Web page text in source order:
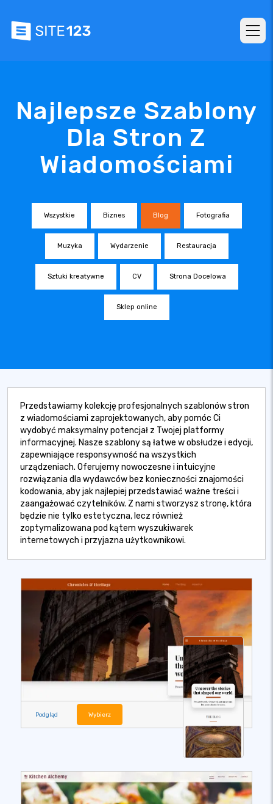
Najlepsze Szablony
Dla Stron Z
Wiadomościami
Wszystkie Biznes Blog Fotografia
Muzyka Wydarzenie Restauracja
Sztuki kreatywne CV Strona Docelowa
Sklep online
Przedstawiamy kolekcję profesjonalnych szablonów stron
z wiadomościami zaprojektowanych, aby pomóc Ci
wydobyć maksymalny potencjał z Twojej platformy
informacyjnej. Nasze szablony są łatwe w obsłudze i edycji,
zapewniające responsywność na wszystkich
urządzeniach. Oferujemy nowoczesne i intuicyjne
rozwiązania dla wydawców bez konieczności znajomości
kodowania, aby jak najlepiej przedstawiać ważne treści i
zaangażować czytelników. Z nami stworzysz stronę, która
będzie nie tylko estetyczna, lecz również
zoptymalizowana pod kątem wyszukiwarek
internetowych i przyjazna użytkownikowi.
Podgląd Wybierz